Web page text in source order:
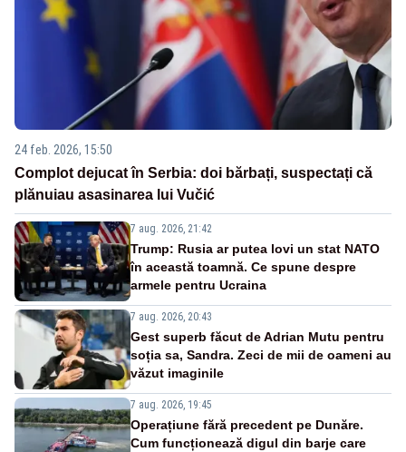
24 feb. 2026, 15:50
Complot dejucat în Serbia: doi bărbați, suspectați că
plănuiau asasinarea lui Vučić
7 aug. 2026, 21:42
Trump: Rusia ar putea lovi un stat NATO
în această toamnă. Ce spune despre
armele pentru Ucraina
7 aug. 2026, 20:43
Gest superb făcut de Adrian Mutu pentru
soția sa, Sandra. Zeci de mii de oameni au
văzut imaginile
7 aug. 2026, 19:45
Operațiune fără precedent pe Dunăre.
Cum funcționează digul din barje care